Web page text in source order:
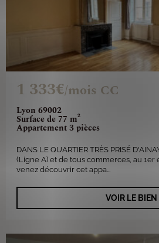
Lyon 69002
Surface de 77 m²
Appartement 3 pièces
1 333€/mois CC
DANS LE QUARTIER TRÈS PRISÉ
(Ligne A) et de tous commerces, au 1er
venez découvrir cet appa...
VOIR LE BIEN